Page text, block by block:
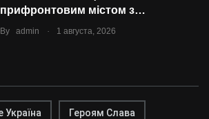
прифронтовим містом з…
By admin . 1 августа, 2026
Україна Героям Слава